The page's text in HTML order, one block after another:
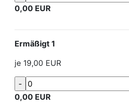
0,00 EUR
Ermäßigt 1
je 19,00 EUR
0,00 EUR